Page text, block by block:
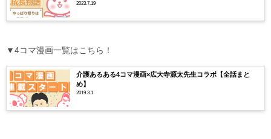
2023.7.19
▼4コマ漫画一覧はこちら！
介護あるある4コマ漫画×広大寺源太先生コラボ【全話まと
め】
2019.3.1